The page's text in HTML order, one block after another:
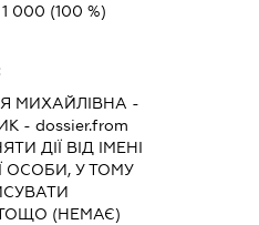
1 000 (100 %)
МИХАЙЛІВНА -
- dossier.from
ДІЇ ВІД ІМЕНІ
ОСОБИ, У ТОМУ
(НЕМАЄ)